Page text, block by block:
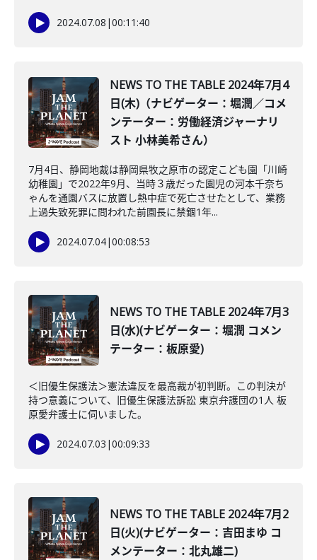
2024.07.08 |00:11:40
NEWS TO THE TABLE 2024年7月4
日(木)（ナビゲーター：堀潤／コメ
ンテーター：労働経済ジャーナリ
スト 小林美希さん）
7月4日、静岡地裁は静岡県牧之原市の認定こども園「川崎
幼稚園」で2022年9月、当時３歳だった園児の河本千奈ち
ゃんを通園バスに放置し熱中症で死亡させたとして、業務
上過失致死罪に問われた前園長に禁錮1年...
2024.07.04|00:08:53
NEWS TO THE TABLE 2024年7月3
日(水)(ナビゲーター：堀潤 コメン
テーター：板原愛)
＜旧優生保護法＞憲法違反を最高裁が初判断。この判決が
持つ意義について、旧優生保護法訴訟 東京弁護団の1人 板
原愛弁護士に伺いました。
2024.07.03 |00:09:33
NEWS TO THE TABLE 2024年7月2
日(火)(ナビゲーター：吉田まゆ コ
メンテーター：北丸雄二)